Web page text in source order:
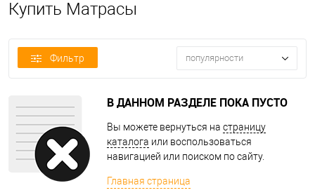
Купить Матрасы
Фильтр популярности
В ДАННОМ РАЗДЕЛЕ ПОКА ПУСТО
Вы можете вернуться на страницу
каталога или воспользоваться
навигацией или поиском по сайту.
Главная страница